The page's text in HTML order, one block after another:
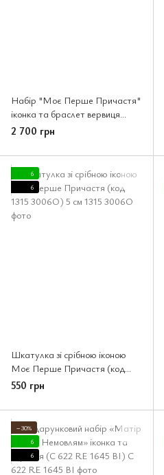
Набір "Моє Перше Причастя"
іконка та браслет вервиця
(0719 1F MA 2141)
2 700 грн
6
6
Шкатулка зі срібною іконою
Моє Перше Причастя (код
1315 3006O) 5 см
550 грн
−30%
6
6